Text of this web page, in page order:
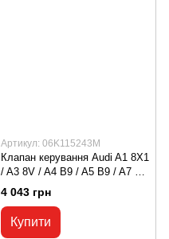
Артикул: 06K115243M
Клапан керування Audi A1 8X1
/ A3 8V / A4 B9 / A5 B9 / A7 C8
/ Q3 F3 / Q5 B9 06K115243M,
06K 115 243 M
4 043 грн
Купити